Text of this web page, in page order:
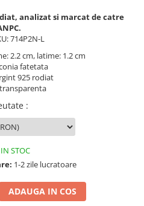
analizat si marcat de catre
714P2N-L
2.2 cm, latime: 1.2 cm
fatetata
925 rodiat
transparenta
:
IN STOC
1-2 zile lucratoare
ADAUGA IN COS